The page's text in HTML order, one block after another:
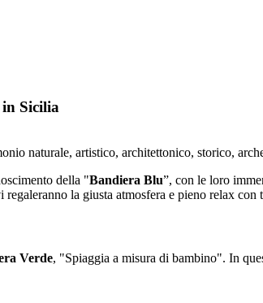
Sicilia
naturale, artistico, architettonico, storico,
della "Bandiera Blu”, con le loro
la giusta atmosfera e pieno relax
Verde, "Spiaggia a misura di bambino". In